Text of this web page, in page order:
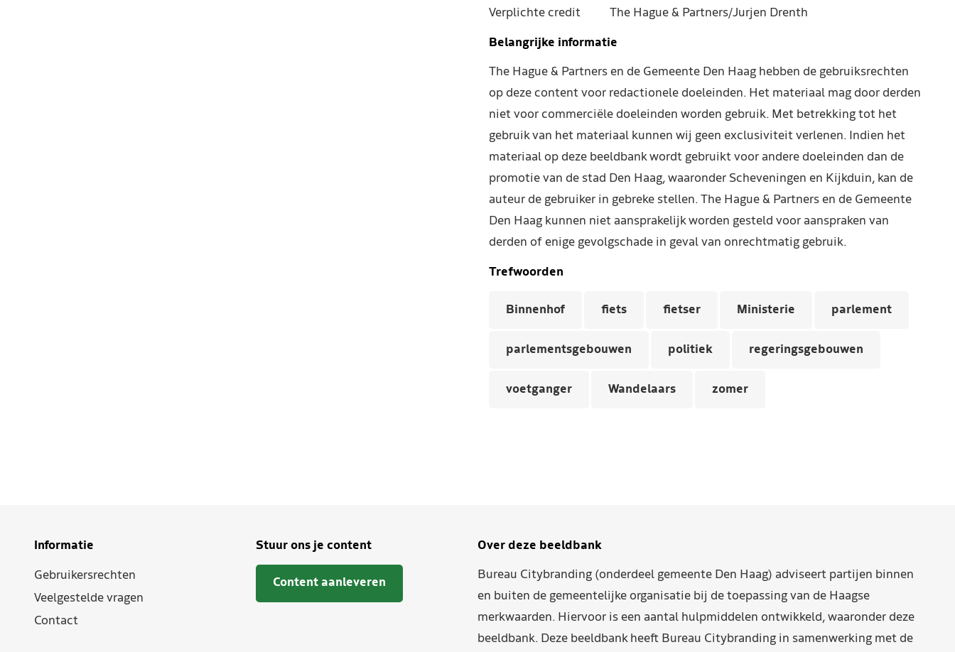
Verplichte credit
The Hague & Partners/Jurjen Drenth
Belangrijke informatie
The Hague & Partners en de Gemeente Den Haag hebben de gebruiksrechten
op deze content voor redactionele doeleinden. Het materiaal mag door derden
niet voor commerciële doeleinden worden gebruik. Met betrekking tot het
gebruik van het materiaal kunnen wij geen exclusiviteit verlenen. Indien het
materiaal op deze beeldbank wordt gebruikt voor andere doeleinden dan de
promotie van de stad Den Haag, waaronder Scheveningen en Kijkduin, kan de
auteur de gebruiker in gebreke stellen. The Hague & Partners en de Gemeente
Den Haag kunnen niet aansprakelijk worden gesteld voor aanspraken van
derden of enige gevolgschade in geval van onrechtmatig gebruik.
Trefwoorden
Binnenhof fiets fietser Ministerie parlement
parlementsgebouwen politiek regeringsgebouwen
voetganger Wandelaars zomer
Informatie
Gebruikersrechten
Veelgestelde vragen
Contact
Stuur ons je content
Content aanleveren
Over deze beeldbank
Bureau Citybranding (onderdeel gemeente Den Haag) adviseert partijen binnen
en buiten de gemeentelijke organisatie bij de toepassing van de Haagse
merkwaarden. Hiervoor is een aantal hulpmiddelen ontwikkeld, waaronder deze
beeldbank. Deze beeldbank heeft Bureau Citybranding in samenwerking met de